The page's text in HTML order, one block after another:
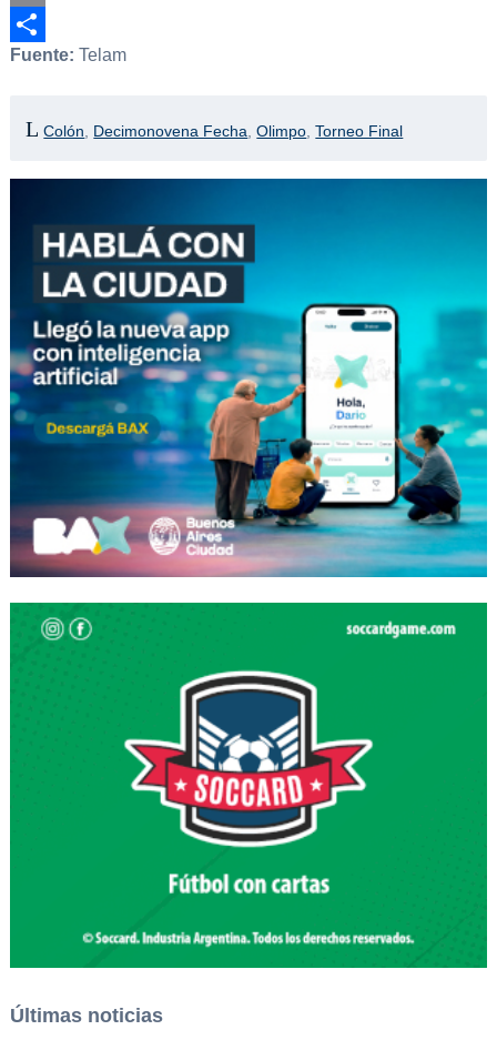
Email
Compartir
Fuente: Telam
Colón Decimonovena Fecha ,Olimpo ,Torneo Final
Últimas noticias